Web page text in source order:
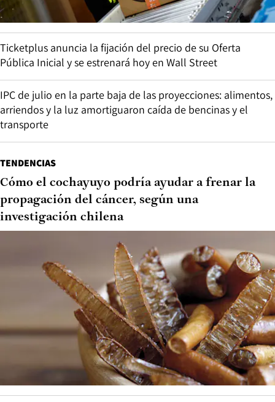
Ticketplus anuncia la fijación del precio de su Oferta
Pública Inicial y se estrenará hoy en Wall Street
IPC de julio en la parte baja de las proyecciones: alimentos,
arriendos y la luz amortiguaron caída de bencinas y el
transporte
TENDENCIAS
Cómo el cochayuyo podría ayudar a frenar la
propagación del cáncer, según una
investigación chilena